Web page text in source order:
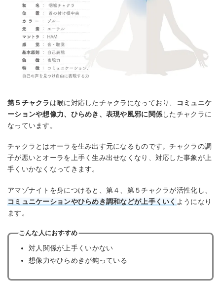
第５チャクラ は喉に対応したチャクラになっており、
コミュニケ
ーションや想像力、ひらめき、表現や風邪に関係したチャクラに
なっています。
チャクラとはオーラを生み出す元になるものです。チャクラの調
子が悪いとオーラを上手く生み出せなくなり、対応した事象が上
手くいかなくなってきます。
アマゾナイトを身につけると、第４、第５チャクラが活性化し、
コミュニケーションやひらめき調和などが上手くいく ようになり
ます。
こんな人におすすめ
対人関係が上手くいかない
想像力やひらめきが鈍っている